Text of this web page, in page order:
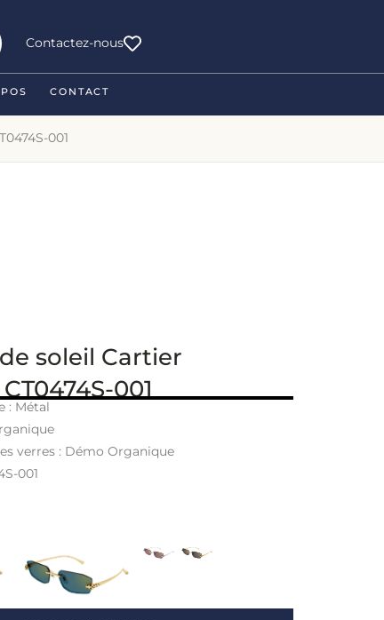
Contactez-nous
CONTACT
001
soleil Cartier
001
: Métal
verres : Démo Organique
-001